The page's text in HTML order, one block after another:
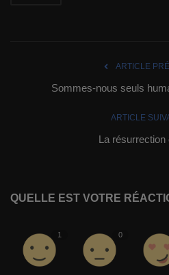
ARTICLE
Sommes-nous seuls
ARTICLE
La résurrection
QUELLE EST VOTRE
1 0